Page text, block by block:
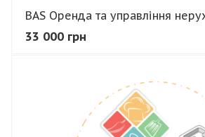
BAS Оренда та управління
33 000 грн
В КОШИК